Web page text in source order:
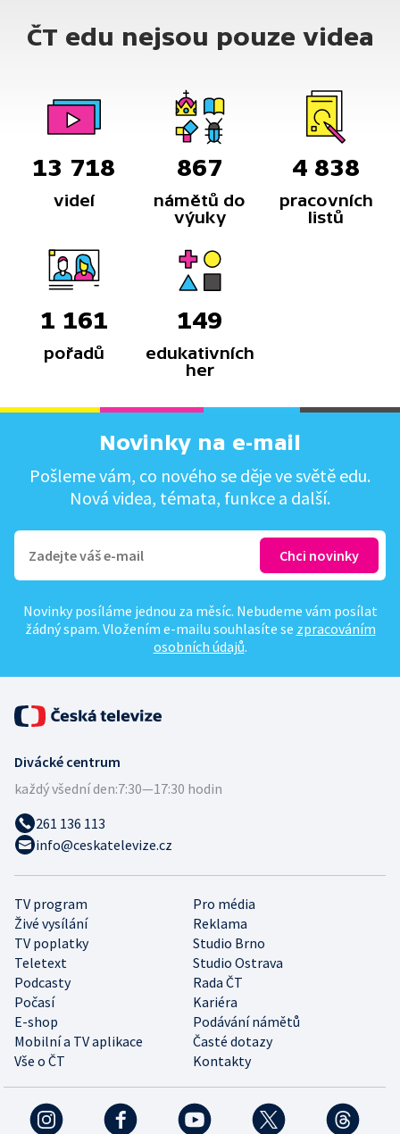
ČT edu nejsou pouze videa
13 718
videí
867
námětů do
výuky
4 838
pracovních
listů
1 161
pořadů
149
edukativních
her
Novinky na e-mail
Pošleme vám, co nového se děje ve světě edu.
Nová videa, témata, funkce a další.
Novinky posíláme jednou za měsíc. Nebudeme vám posílat
žádný spam. Vložením e-mailu souhlasíte se zpracováním
osobních údajů.